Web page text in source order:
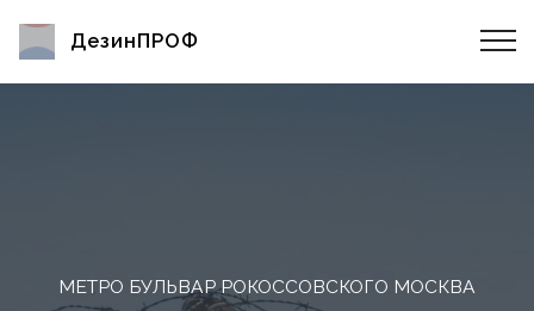
ДезинПРОФ
МЕТРО БУЛЬВАР РОКОССОВСКОГО МОСКВА